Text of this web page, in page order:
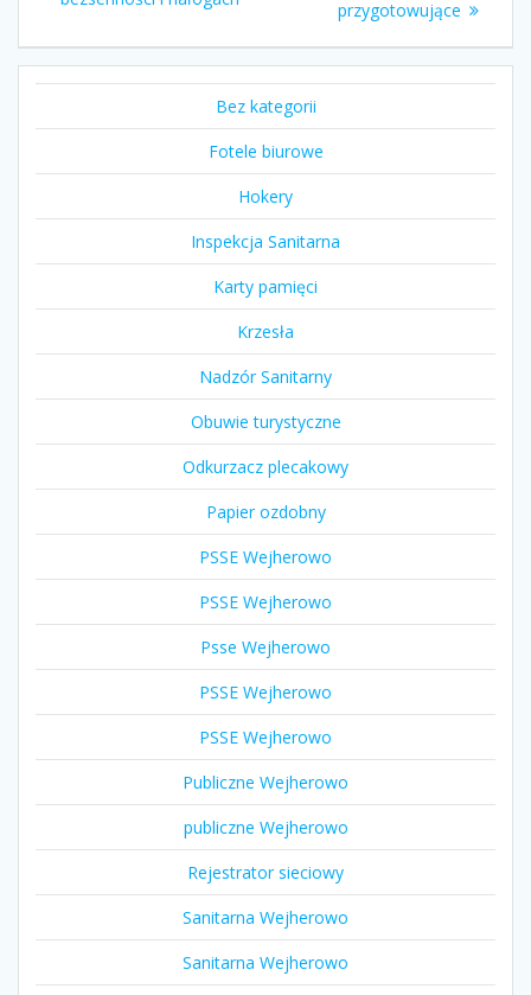
przygotowujące
Bez kategorii
Fotele biurowe
Hokery
Inspekcja Sanitarna
Karty pamięci
Krzesła
Nadzór Sanitarny
Obuwie turystyczne
Odkurzacz plecakowy
Papier ozdobny
PSSE Wejherowo
PSSE Wejherowo
Psse Wejherowo
PSSE Wejherowo
PSSE Wejherowo
Publiczne Wejherowo
publiczne Wejherowo
Rejestrator sieciowy
Sanitarna Wejherowo
Sanitarna Wejherowo